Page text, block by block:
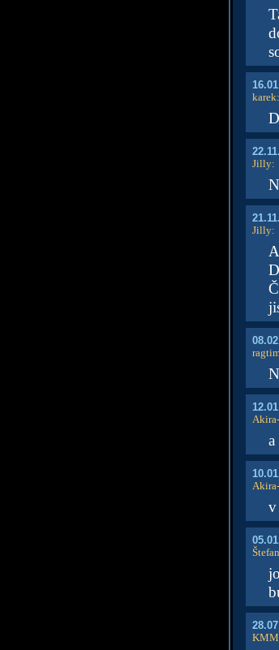
karek:
Jilly:
Jilly:
a
v
Štefan